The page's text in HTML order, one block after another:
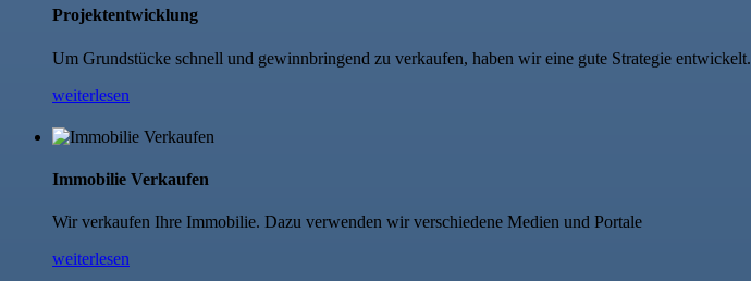
Projektentwicklung
Um Grundstücke schnell und gewinnbringend zu verkaufen, haben wir eine gute Strategie entwickelt.
weiterlesen
Immobilie Verkaufen
Wir verkaufen Ihre Immobilie. Dazu verwenden wir verschiedene Medien und Portale
weiterlesen